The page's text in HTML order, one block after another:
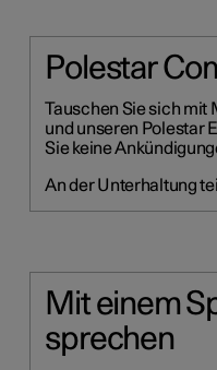
Polestar
Tauschen Sie sich mit
und unseren Polestar
Sie keine
An der Unterhaltung
Mit einem
sprechen